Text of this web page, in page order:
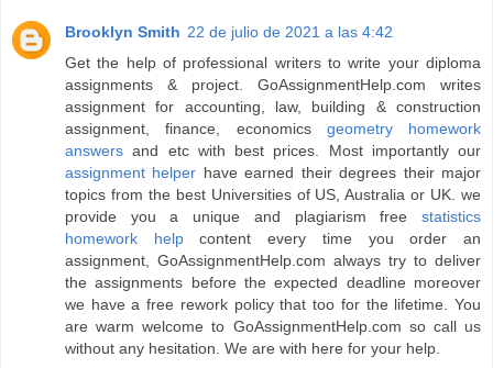
Brooklyn Smith 22 de julio de 2021 a las 4:42
Get the help of professional writers to write your diploma
assignments & project. GoAssignmentHelp.com writes
assignment for accounting, law, building & construction
assignment, finance, economics geometry homework
answers and etc with best prices. Most importantly our
assignment helper have earned their degrees their major
topics from the best Universities of US, Australia or UK. we
provide you a unique and plagiarism free statistics
homework helpcontent every time you order an
assignment, GoAssignmentHelp.com always try to deliver
the assignments before the expected deadline moreover
we have a free rework policy that too for the lifetime. You
are warm welcome to GoAssignmentHelp.com so call us
without any hesitation. We are with here for your help.